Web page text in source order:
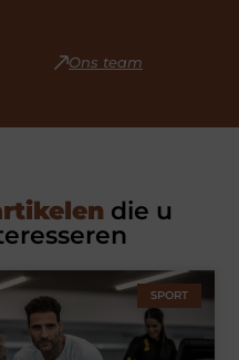
Ons team
die u
SPORT